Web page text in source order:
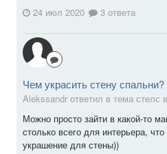
24 июл 2020
3 ответа
Чем украсить стену спальни?
Alekssandr ответил в тема стелс в
Можно просто зайти в какой-то
столько всего для интерьера,
украшение для стены))